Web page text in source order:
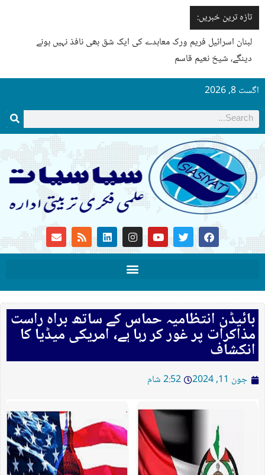
تازہ ترین خبریں:
لبنان اسرائیل فریم ورک معاہدے کی ایک شق بھی نافذ نہیں ہونے
دینگے، شیخ نعیم قاسم
اگست 8, 2026
بائیڈن انتظامیہ حماس کے ساتھ براہ راست
مذاکرات پر غور کر رہا ہے، امریکی میڈیا کا
انکشاف
جون 11, 2024 2:52 شام